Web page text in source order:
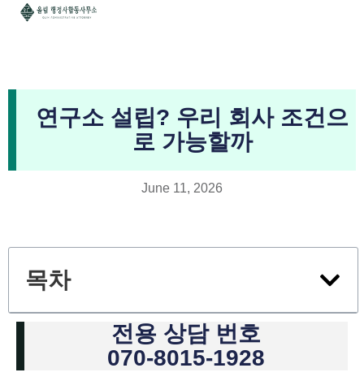
연구소 설립? 우리 회사 조건으
로 가능할까
June 11, 2026
목차
전용 상담 번호
070-8015-1928